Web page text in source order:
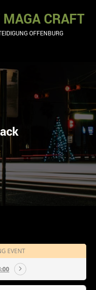
CRAFT
OFFENBURG
EVENT